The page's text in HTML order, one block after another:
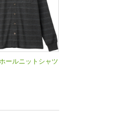
ールニットシャツ